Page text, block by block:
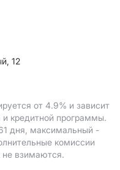
12
от 4.9% и зависит
и кредитной программы.
дня, максимальный -
комиссии
не взимаются.